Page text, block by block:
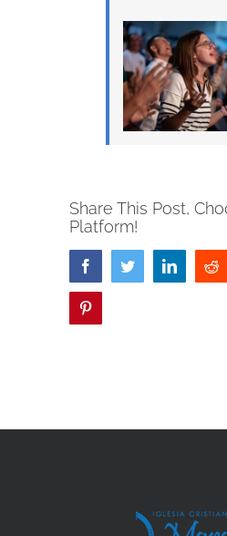
Share This Post,
Platform!
FacebookTwitterLinkedIn